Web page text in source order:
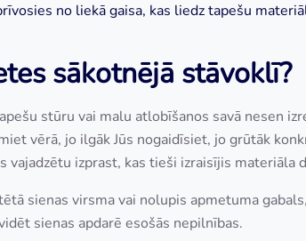
no liekā gaisa, kas liedz tapešu
sākotnējā stāvoklī?
stūru vai malu atlobīšanos savā nesen
vērā, jo ilgāk Jūs nogaidīsiet, jo grūtāk
vajadzētu izprast, kas tieši izraisījis materiāla
sienas virsma vai nolupis apmetuma
sienas apdarē esošās nepilnības.